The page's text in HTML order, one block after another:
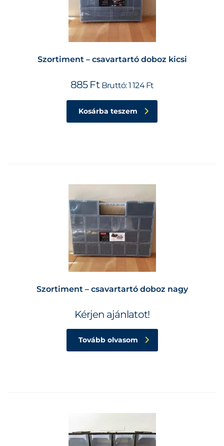
Szortiment – csavartartó doboz kicsi
885 Ft Bruttó:1 124Ft
Kosárba teszem
Szortiment – csavartartó doboz nagy
Kérjen ajánlatot!
Tovább olvasom